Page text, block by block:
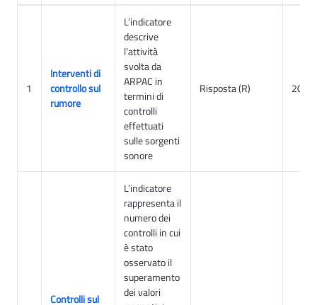
1
Interventi di
controllo sul
rumore
L’indicatore
descrive
l’attività
svolta da
ARPAC in
termini di
controlli
effettuati
sulle sorgenti
sonore
Risposta (R)
Controlli sul
L’indicatore
rappresenta il
numero dei
controlli in cui
è stato
osservato il
superamento
dei valori